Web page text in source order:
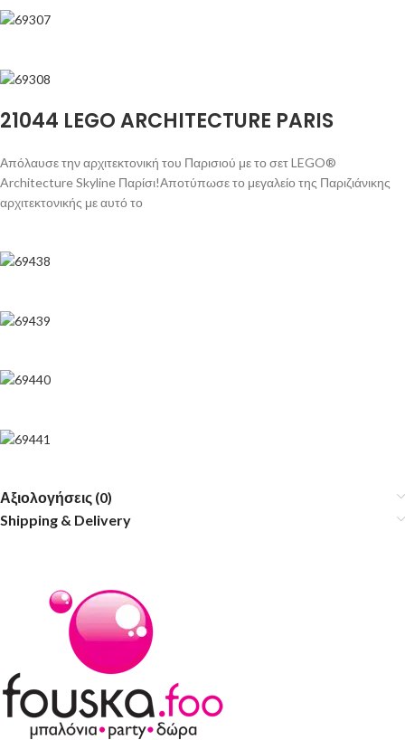
21044 LEGO ARCHITECTURE PARIS
Απόλαυσε την αρχιτεκτονική του Παρισιού με το σετ LEGO®
Architecture Skyline Παρίσι!Αποτύπωσε το μεγαλείο της Παριζιάνικης
αρχιτεκτονικής με αυτό το
Αξιολογήσεις (0)
Shipping & Delivery